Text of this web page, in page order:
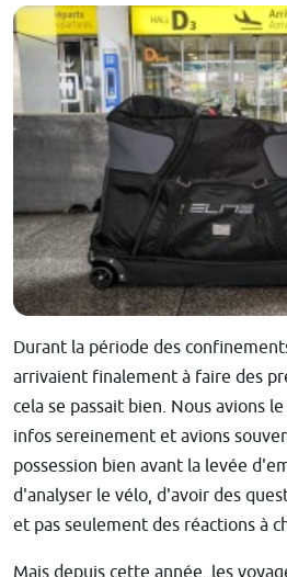
Durant la période des
arrivaient finalement à faire des
cela se passait bien. Nous avions
infos sereinement et avions
possession bien avant la levée
d'analyser le vélo, d'avoir des
et pas seulement des réactions à
Mais depuis cette année, les